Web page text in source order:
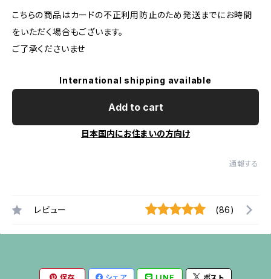
こちらの商品はカードの不正利用防止のため発送までにお時間
をいただく場合もございます。
ご了承くださいませ
International shipping available
Add to cart
日本国内にお住まいの方向け
通報する
レビュー (86)